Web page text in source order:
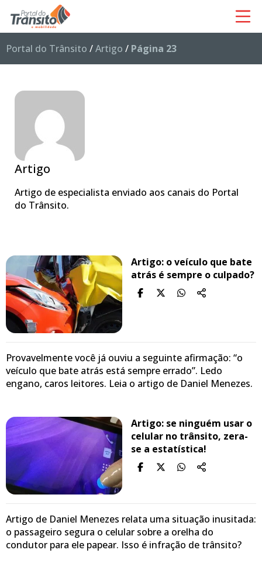
Portal do Trânsito /Artigo / Página 23
Artigo
Artigo de especialista enviado aos canais do Portal
do Trânsito.
Artigo: o veículo que bate
atrás é sempre o culpado?
Provavelmente você já ouviu a seguinte afirmação: “o
veículo que bate atrás está sempre errado”. Ledo
engano, caros leitores. Leia o artigo de Daniel Menezes.
Artigo: se ninguém usar o
celular no trânsito, zera-
se a estatística!
Artigo de Daniel Menezes relata uma situação inusitada:
o passageiro segura o celular sobre a orelha do
condutor para ele papear. Isso é infração de trânsito?